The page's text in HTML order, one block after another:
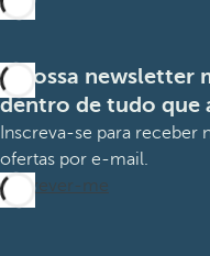
A nossa newsletter
dentro de tudo que
Inscreva-se para receber
ofertas por e-mail.
Inscrever-me